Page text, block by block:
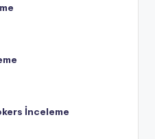
İnceleme